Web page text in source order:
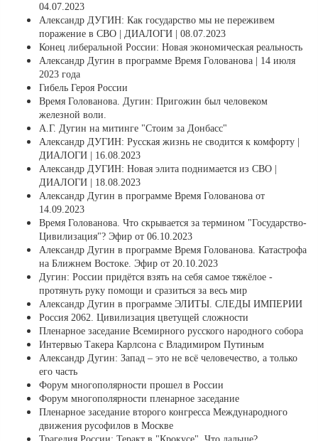
04.07.2023
Александр ДУГИН: Как государство мы не переживем
поражение в СВО | ДИАЛОГИ | 08.07.2023
Конец либеральной России: Новая экономическая реальность
Александр Дугин в программе Время Голованова | 14 июля
2023 года
Гибель Героя России
Время Голованова. Дугин: Пригожин был человеком
железной воли.
А.Г. Дугин на митинге "Стоим за Донбасс"
Александр ДУГИН: Русская жизнь не сводится к комфорту |
ДИАЛОГИ | 16.08.2023
Александр ДУГИН: Новая элита поднимается из СВО |
ДИАЛОГИ | 18.08.2023
Александр Дугин в программе Время Голованова от
14.09.2023
Время Голованова. Что скрывается за термином "Государство-
Цивилизация"? Эфир от 06.10.2023
Александр Дугин в программе Время Голованова. Катастрофа
на Ближнем Востоке. Эфир от 20.10.2023
Дугин: России придётся взять на себя самое тяжёлое -
протянуть руку помощи и сразиться за весь мир
Александр Дугин в программе ЭЛИТЫ. СЛЕДЫ ИМПЕРИИ
Россия 2062. Цивилизация цветущей сложности
Пленарное заседание Всемирного русского народного собора
Интервью Такера Карлсона с Владимиром Путиным
Александр Дугин: Запад – это не всё человечество, а только
его часть
Форум многополярности прошел в России
Форум многополярности пленарное заседание
Пленарное заседание второго конгресса Международного
движения русофилов в Москве